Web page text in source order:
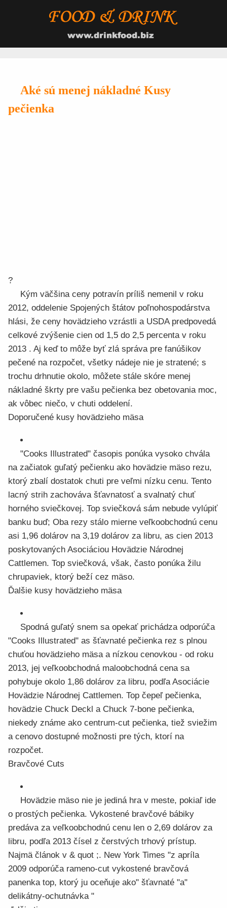
Aké sú menej nákladné Kusy
pečienka
?
Kým väčšina ceny potravín príliš nemenil v roku
2012, oddelenie Spojených štátov poľnohospodárstva
hlási, že ceny hovädzieho vzrástli a USDA predpovedá
celkové zvýšenie cien od 1,5 do 2,5 percenta v roku
2013 . Aj keď to môže byť zlá správa pre fanúšikov
pečené na rozpočet, všetky nádeje nie je stratené; s
trochu drhnutie okolo, môžete stále skóre menej
nákladné škrty pre vašu pečienka bez obetovania moc,
ak vôbec niečo, v chuti oddelení.
Doporučené kusy hovädzieho mäsa
"Cooks Illustrated" časopis ponúka vysoko chvála
na začiatok guľatý pečienku ako hovädzie mäso rezu,
ktorý zbalí dostatok chuti pre veľmi nízku cenu. Tento
lacný strih zachováva šťavnatosť a svalnatý chuť
horného sviečkovej. Top sviečková sám nebude vylúpiť
banku buď; Oba rezy stálo mierne veľkoobchodnú cenu
asi 1,96 dolárov na 3,19 dolárov za libru, as cien 2013
poskytovaných Asociáciou Hovädzie Národnej
Cattlemen. Top sviečková, však, často ponúka žilu
chrupaviek, ktorý beží cez mäso.
Ďalšie kusy hovädzieho mäsa
Spodná guľatý snem sa opekať prichádza odporúča
"Cooks Illustrated" as šťavnaté pečienka rez s plnou
chuťou hovädzieho mäsa a nízkou cenovkou - od roku
2013, jej veľkoobchodná maloobchodná cena sa
pohybuje okolo 1,86 dolárov za libru, podľa Asociácie
Hovädzie Národnej Cattlemen. Top čepeľ pečienka,
hovädzie Chuck Deckl a Chuck 7-bone pečienka,
niekedy známe ako centrum-cut pečienka, tiež sviežim
a cenovo dostupné možnosti pre tých, ktorí na
rozpočet.
Bravčové Cuts
Hovädzie mäso nie je jediná hra v meste, pokiaľ ide
o prostých pečienka. Vykostené bravčové bábiky
predáva za veľkoobchodnú cenu len o 2,69 dolárov za
libru, podľa 2013 čísel z čerstvých trhový prístup.
Najmä článok v & quot ;. New York Times "z apríla
2009 odporúča rameno-cut vykostené bravčová
panenka top, ktorý ju oceňuje ako" šťavnaté "a"
delikátny-ochutnávka "